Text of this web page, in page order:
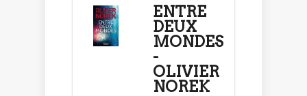
ENTRE
DEUX
MONDES
-
OLIVIER
NOREK